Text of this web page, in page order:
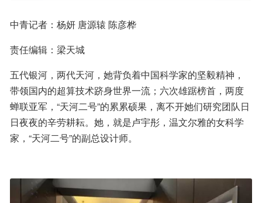
中青记者：杨妍 唐源辕 陈彦桦
责任编辑：梁天城
五代银河，两代天河，她背负着中国科学家的坚毅精神，
带领国内的超算技术跻身世界一流；六次雄踞榜首，两度
蝉联亚军，“天河二号”的累累硕果，离不开她们研究团队日
日夜夜的辛劳耕耘。她，就是卢宇彤，温文尔雅的女科学
家，“天河二号”的副总设计师。